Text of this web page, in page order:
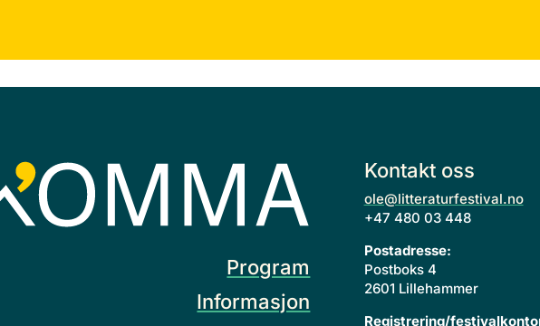
Program
Informasjon
Kontakt oss
ole@litteraturfestival.no
+47 480 03 448
Postadresse:
Postboks 4
2601 Lillehammer
Registrering/